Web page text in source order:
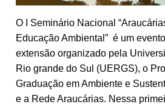
O I Seminário Nacional
Educação Ambiental” é um
extensão organizado pela
Rio grande do Sul (UERGS), o
Graduação em Ambiente e
e a Rede Araucárias. Nessa